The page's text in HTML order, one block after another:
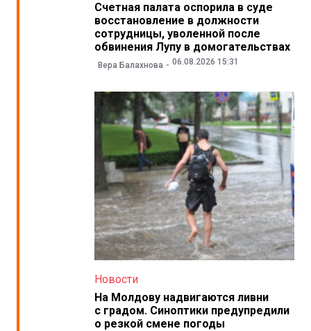
Счетная палата оспорила в суде
восстановление в должности
сотрудницы, уволенной после
обвинения Лупу в домогательствах
Вера Балахнова 06.08.2026 15:31
Новости
На Молдову надвигаются ливни
с градом. Синоптики предупредили
о резкой смене погоды